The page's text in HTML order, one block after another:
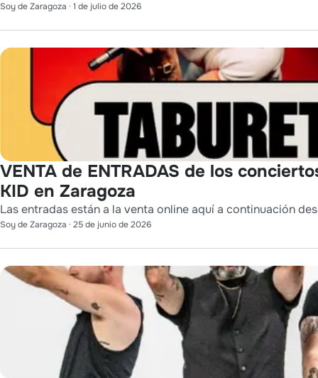
Soy de Zaragoza · 1 de julio de 2026
VENTA de ENTRADAS de los
KID en Zaragoza
Las entradas están a la venta online aquí a continuación
Soy de Zaragoza · 25 de junio de 2026